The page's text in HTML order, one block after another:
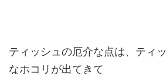
ティッシュの厄介な点は、ティ
なホコリが出てきて